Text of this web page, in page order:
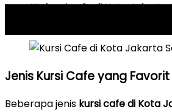
memilihkursi cafe di Kota Jakarta
Jenis Kursi Cafe yang Favorit
Beberapa jenis kursi cafe di Kota